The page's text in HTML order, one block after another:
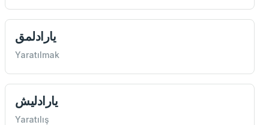
يارادلمق
Yaratılmak
يارادليش
Yaratılış